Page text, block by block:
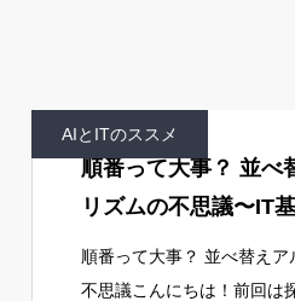
AIとITのススメ
順番って大事？ 並べ
リズムの不思議〜IT
の３）
順番って大事？ 並べ替えア
不思議こんにちは！前回は